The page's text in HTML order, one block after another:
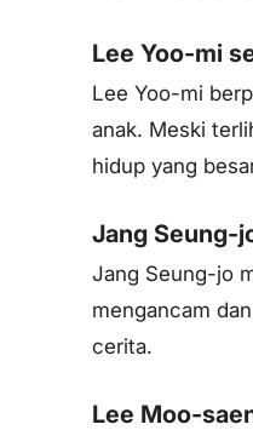
Lee Yoo-mi
Lee Yoo-mi
anak. Meski
hidup yang
Jang Seung-
Jang Seung-jo
mengancam
cerita.
Lee Moo-